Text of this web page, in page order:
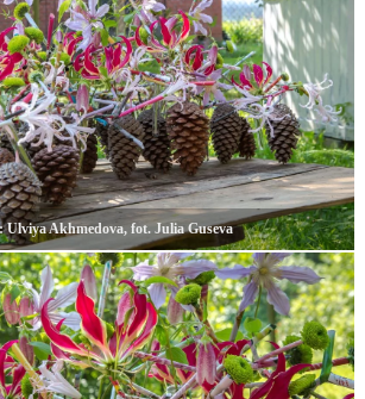
Ulviya Akhmedova, fot. Julia Guseva